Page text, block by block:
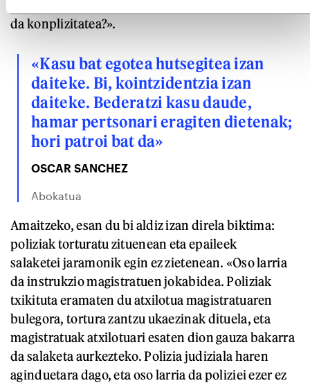
da konplizitatea?».
«Kasu bat egotea hutsegitea izan
daiteke. Bi, kointzidentzia izan
daiteke. Bederatzi kasu daude,
hamar pertsonari eragiten dietenak;
hori patroi bat da»
OSCAR SANCHEZ
Abokatua
Amaitzeko, esan du bi aldiz izan direla biktima:
poliziak torturatu zituenean eta epaileek
salaketei jaramonik egin ez zietenean. «Oso larria
da instrukzio magistratuen jokabidea. Poliziak
txikituta eramaten du atxilotua magistratuaren
bulegora, tortura zantzu ukaezinak dituela, eta
magistratuak atxilotuari esaten dion gauza bakarra
da salaketa aurkezteko. Polizia judiziala haren
aginduetara dago, eta oso larria da poliziei ezer ez